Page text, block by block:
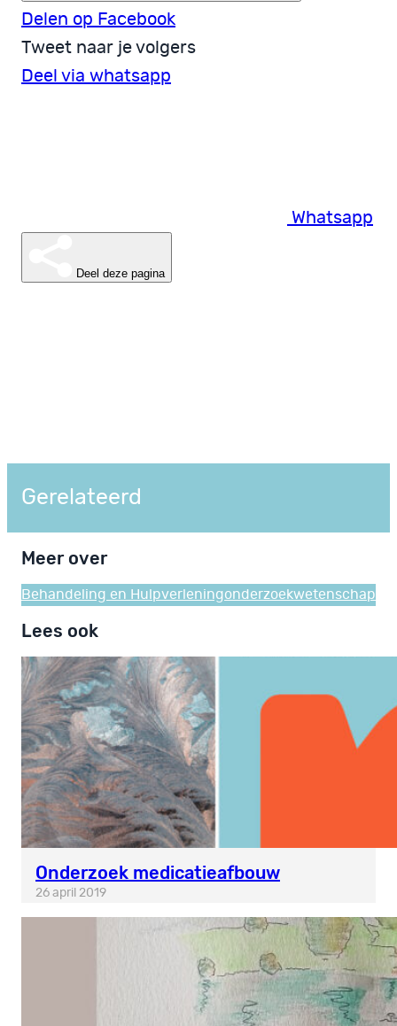
Delen op Facebook
Tweet naar je volgers
Deel via whatsapp
Whatsapp
Deel deze pagina
Gerelateerd
Meer over
Behandeling en Hulpverleningonderzoekwetenschap
Lees ook
Onderzoek medicatieafbouw
26 april 2019